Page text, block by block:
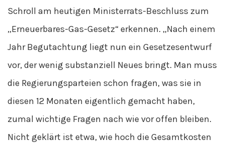
Schroll am heutigen Ministerrats-Beschluss zum
„Erneuerbares-Gas-Gesetz“ erkennen. „Nach einem
Jahr Begutachtung liegt nun ein Gesetzesentwurf
vor, der wenig substanziell Neues bringt. Man muss
die Regierungsparteien schon fragen, was sie in
diesen 12 Monaten eigentlich gemacht haben,
zumal wichtige Fragen nach wie vor offen bleiben.
Nicht geklärt ist etwa, wie hoch die Gesamtkosten